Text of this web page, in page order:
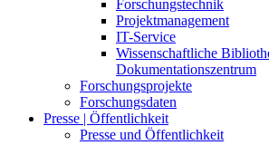
Forschungstechnik
Projektmanagement
IT-Service
Wissenschaftliche
Dokumentationszentrum
Forschungsprojekte
Forschungsdaten
Presse | Öffentlichkeit
Presse und Öffentlichkeit